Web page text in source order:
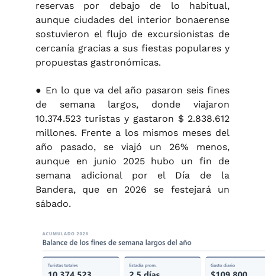
reservas por debajo de lo habitual,
aunque ciudades del interior bonaerense
sostuvieron el flujo de excursionistas de
cercanía gracias a sus fiestas populares y
propuestas gastronómicas.
● En lo que va del año pasaron seis fines
de semana largos, donde viajaron
10.374.523 turistas y gastaron $ 2.838.612
millones. Frente a los mismos meses del
año pasado, se viajó un 26% menos,
aunque en junio 2025 hubo un fin de
semana adicional por el Día de la
Bandera, que en 2026 se festejará un
sábado.